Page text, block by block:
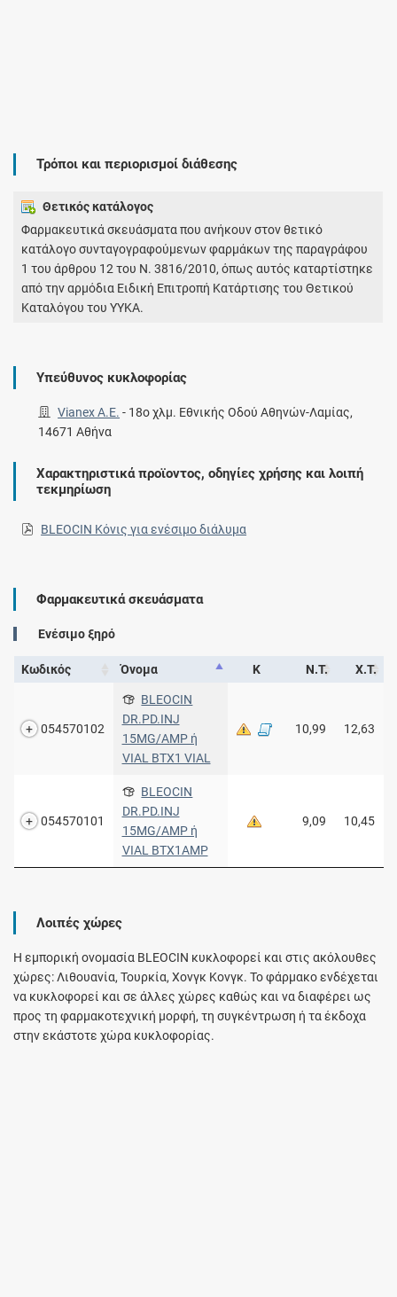
Τρόποι και περιορισμοί διάθεσης
Θετικός κατάλογος
Φαρμακευτικά σκευάσματα που ανήκουν στον θετικό
κατάλογο συνταγογραφούμενων φαρμάκων της παραγράφου
1 του άρθρου 12 του Ν. 3816/2010, όπως αυτός καταρτίστηκε
από την αρμόδια Ειδική Επιτροπή Κατάρτισης του Θετικού
Καταλόγου του ΥΥΚΑ.
Υπεύθυνος κυκλοφορίας
Vianex A.E. - 18ο χλμ. Εθνικής Οδού Αθηνών-Λαμίας,
14671 Αθήνα
Χαρακτηριστικά προϊοντος, οδηγίες χρήσης και λοιπή
τεκμηρίωση
BLEOCIN Κόνις για ενέσιμο διάλυμα
Φαρμακευτικά σκευάσματα
Eνέσιμο ξηρό
Κωδικός Όνομα Κ Ν.Τ. Χ.Τ.
054570102
BLEOCIN
DR.PD.INJ
15MG/AMP ή
VIAL BTX1 VIAL
10,99 12,63
054570101
BLEOCIN
DR.PD.INJ
15MG/AMP ή
VIAL BTX1AMP
9,09 10,45
Λοιπές χώρες
Η εμπορική ονομασία BLEOCIN κυκλοφορεί και στις ακόλουθες
χώρες: Λιθουανία, Τουρκία, Χονγκ Κονγκ. Το φάρμακο ενδέχεται
να κυκλοφορεί και σε άλλες χώρες καθώς και να διαφέρει ως
προς τη φαρμακοτεχνική μορφή, τη συγκέντρωση ή τα έκδοχα
στην εκάστοτε χώρα κυκλοφορίας.